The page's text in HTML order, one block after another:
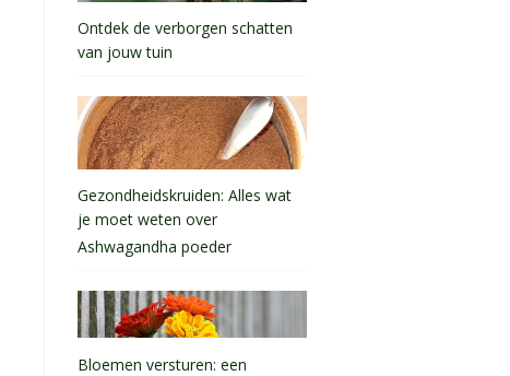
Ontdek de verborgen schatten
van jouw tuin
Gezondheidskruiden: Alles wat
je moet weten over
Ashwagandha poeder
Bloemen versturen: een